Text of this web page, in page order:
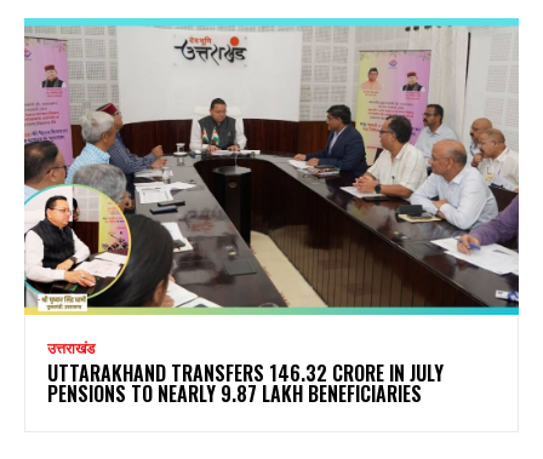
उत्तराखंड
UTTARAKHAND TRANSFERS ₹146.32 CRORE IN JULY
PENSIONS TO NEARLY 9.87 LAKH BENEFICIARIES